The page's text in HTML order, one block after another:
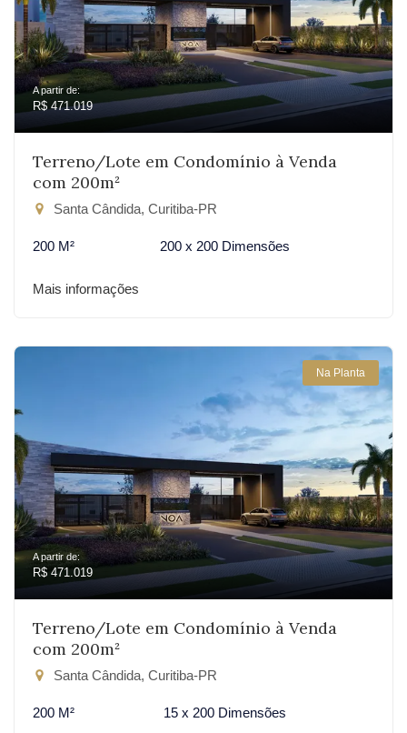
A partir de:
R$ 471.019
Terreno/Lote em Condomínio à Venda
com 200m²
Santa Cândida, Curitiba-PR
200 M² 200 x 200 Dimensões
Mais informações
Na Planta
A partir de:
R$ 471.019
Terreno/Lote em Condomínio à Venda
com 200m²
Santa Cândida, Curitiba-PR
200 M² 15 x 200 Dimensões